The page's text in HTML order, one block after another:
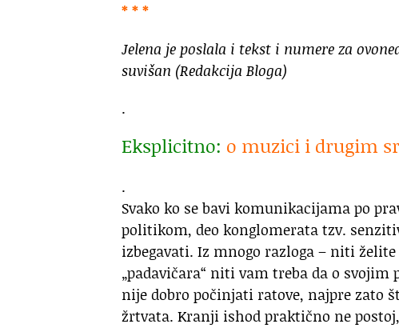
* * *
Jelena je poslala i tekst i numere za
suvišan (Redakcija Bloga)
.
Eksplicitno: o muzici i drugim
.
Svako ko se bavi komunikacijama po
politikom, deo konglomerata tzv.
izbegavati. Iz mnogo razloga – niti
„padavičara“ niti vam treba da o
nije dobro počinjati ratove, najpre zato
žrtvata. Kranji ishod praktično ne